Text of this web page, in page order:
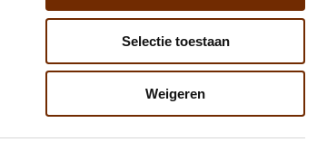
Selectie toestaan
Weigeren